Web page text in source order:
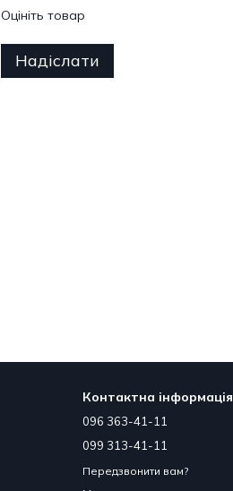
Оцініть товар
Надіслати
Контактна інформація
096 363-41-11
099 313-41-11
Передзвонити вам?